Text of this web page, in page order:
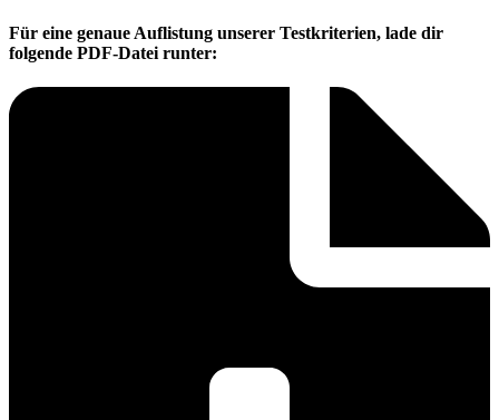
Für eine genaue Auflistung unserer Testkriterien, lade dir
folgende PDF-Datei runter: